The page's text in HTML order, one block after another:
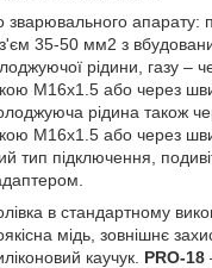
зварювального апарату:
35-50 мм2 з
рідини, газу –
М16х1.5 або через
рідина також
М16х1.5 або через
тип підключення,
в стандартному
мідь, зовнішнє
каучук. PRO-18